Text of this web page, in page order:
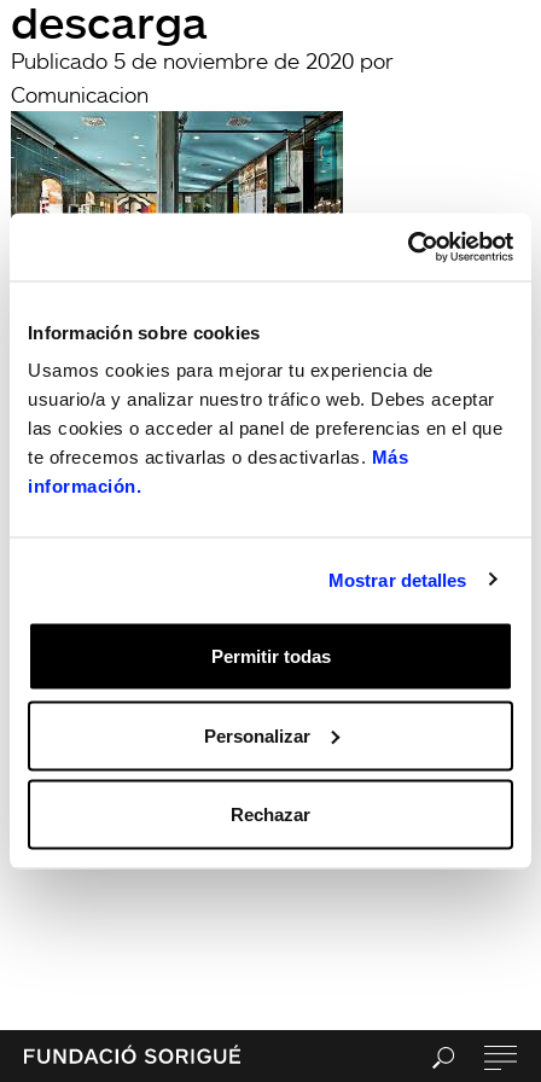
Información sobre cookies
Usamos cookies para mejorar tu experiencia de
usuario/a y analizar nuestro tráfico web. Debes aceptar
las cookies o acceder al panel de preferencias en el que
te ofrecemos activarlas o desactivarlas. Más
información.
Mostrar detalles
Permitir todas
Personalizar
Rechazar
descarga
Publicado 5 de noviembre de 2020 por
Comunicacion
Búsqueda
Buscar
por:
Search
Recent Posts
Acceder
Feed de comentarios